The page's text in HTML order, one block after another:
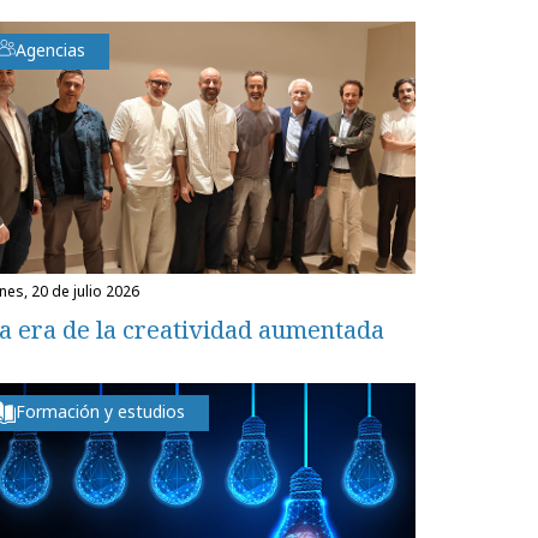
Agencias
20 de julio 2026
era de la creatividad aumentada
Formación y estudios